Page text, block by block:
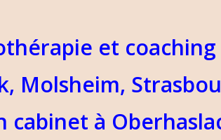
et
Molsheim,
cabinet à